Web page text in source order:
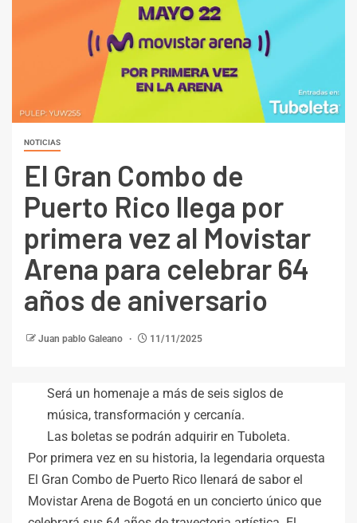
NOTICIAS
El Gran Combo de
Puerto Rico llega por
primera vez al Movistar
Arena para celebrar 64
años de aniversario
Juan pablo Galeano 11/11/2025
Será un homenaje a más de seis siglos de
música, transformación y cercanía.
Las boletas se podrán adquirir en Tuboleta.
Por primera vez en su historia, la legendaria orquesta
El Gran Combo de Puerto Rico llenará de sabor el
Movistar Arena de Bogotá en un concierto único que